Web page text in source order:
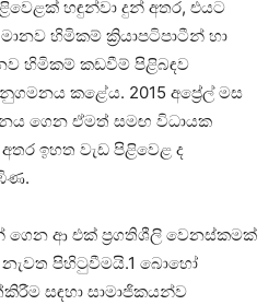
හඳුන්වා දුන් අතර, එයට
හිමිකම් ක්‍රියාපටිපාටීන් හා
හිමිකම් කඩවීම් පිළිබඳව
කළේය. 2015 අප්‍රේල් මස
ගෙන ඒමත් සමඟ විධායක
ඉහත වැඩ පිළිවෙළ ද
ගෙන ආ එක් ප්‍රගතිශීලි වෙනස්කමක්
නැවත පිහිටුවීමයි.1 බොහෝ
සඳහා සාමාජිකයන්ව